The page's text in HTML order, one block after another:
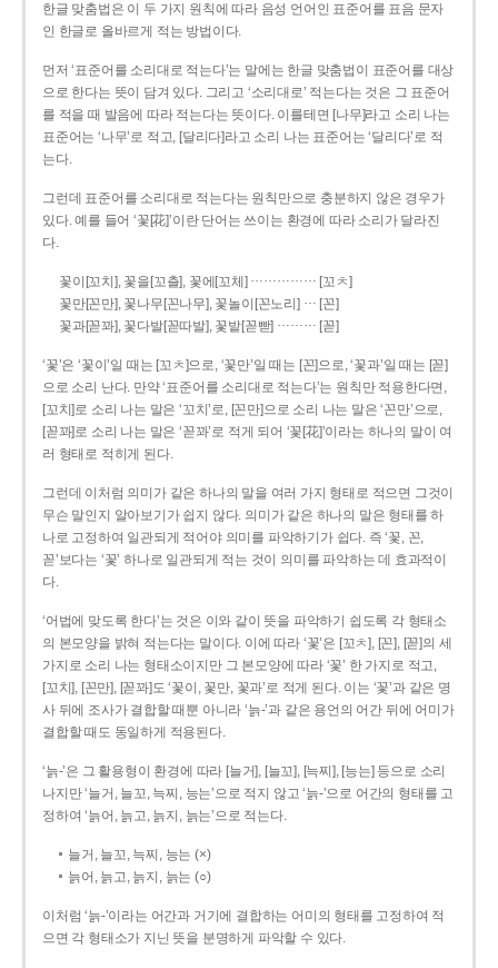
한글 맞춤법은 이 두 가지 원칙에 따라 음성 언어인 표준어를 표음 문자
인 한글로 올바르게 적는 방법이다.
먼저 ‘표준어를 소리대로 적는다’는 말에는 한글 맞춤법이 표준어를 대상
으로 한다는 뜻이 담겨 있다. 그리고 ‘소리대로’ 적는다는 것은 그 표준어
를 적을 때 발음에 따라 적는다는 뜻이다. 이를테면 [나무]라고 소리 나는
표준어는 ‘나무’로 적고, [달리다]라고 소리 나는 표준어는 ‘달리다’로 적
는다.
그런데 표준어를 소리대로 적는다는 원칙만으로 충분하지 않은 경우가
있다. 예를 들어 ‘꽃[花]’이란 단어는 쓰이는 환경에 따라 소리가 달라진
다.
꽃이[꼬치], 꽃을[꼬츨], 꽃에[꼬체] …………… [꼬ㅊ]
꽃만[꼰만], 꽃나무[꼰나무], 꽃놀이[꼰노리] … [꼰]
꽃과[꼳꽈], 꽃다발[꼳따발], 꽃밭[꼳빧] ……… [꼳]
‘꽃’은 ‘꽃이’일 때는 [꼬ㅊ]으로, ‘꽃만’일 때는 [꼰]으로, ‘꽃과’일 때는 [꼳]
으로 소리 난다. 만약 ‘표준어를 소리대로 적는다’는 원칙만 적용한다면,
[꼬치]로 소리 나는 말은 ‘꼬치’로, [꼰만]으로 소리 나는 말은 ‘꼰만’으로,
[꼳꽈]로 소리 나는 말은 ‘꼳꽈’로 적게 되어 ‘꽃[花]’이라는 하나의 말이 여
러 형태로 적히게 된다.
그런데 이처럼 의미가 같은 하나의 말을 여러 가지 형태로 적으면 그것이
무슨 말인지 알아보기가 쉽지 않다. 의미가 같은 하나의 말은 형태를 하
나로 고정하여 일관되게 적어야 의미를 파악하기가 쉽다. 즉 ‘꽃, 꼰,
꼳’보다는 ‘꽃’ 하나로 일관되게 적는 것이 의미를 파악하는 데 효과적이
다.
‘어법에 맞도록 한다’는 것은 이와 같이 뜻을 파악하기 쉽도록 각 형태소
의 본모양을 밝혀 적는다는 말이다. 이에 따라 ‘꽃’은 [꼬ㅊ], [꼰], [꼳]의 세
가지로 소리 나는 형태소이지만 그 본모양에 따라 ‘꽃’ 한 가지로 적고,
[꼬치], [꼰만], [꼳꽈]도 ‘꽃이, 꽃만, 꽃과’로 적게 된다. 이는 ‘꽃’과 같은 명
사 뒤에 조사가 결합할 때뿐 아니라 ‘늙-’과 같은 용언의 어간 뒤에 어미가
결합할 때도 동일하게 적용된다.
‘늙-’은 그 활용형이 환경에 따라 [늘거], [늘꼬], [늑찌], [능는] 등으로 소리
나지만 ‘늘거, 늘꼬, 늑찌, 능는’으로 적지 않고 ‘늙-’으로 어간의 형태를 고
정하여 ‘늙어, 늙고, 늙지, 늙는’으로 적는다.
늘거, 늘꼬, 늑찌, 능는 (×)
늙어, 늙고, 늙지, 늙는 (○)
이처럼 ‘늙-­’이라는 어간과 거기에 결합하는 어미의 형태를 고정하여 적
으면 각 형태소가 지닌 뜻을 분명하게 파악할 수 있다.